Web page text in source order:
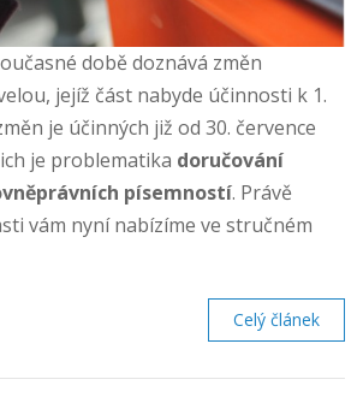
době doznává změn
jejíž část nabyde účinnosti k 1.
je účinných již od 30. července
je problematika doručování
písemností. Právě
vám nyní nabízíme ve stručném
Celý článek